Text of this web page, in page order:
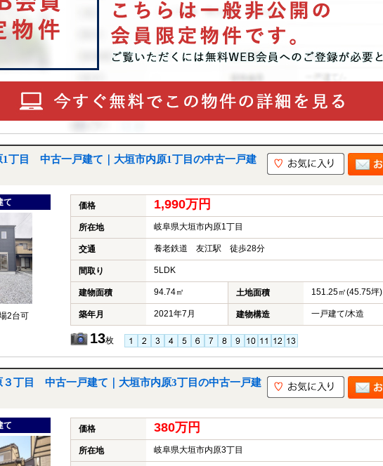
1丁目 中古一戸建て｜大垣市内原1丁目の中古一戸建
て
2台可
価格 1,990万円
所在地 岐阜県大垣市内原1丁目
交通 養老鉄道 友江駅 徒歩28分
間取り 5LDK
建物面積 94.74㎡ 土地面積 151.25㎡(45.75坪)
築年月 2021年7月 建物構造 一戸建て/木造
13枚
３丁目 中古一戸建て｜大垣市内原3丁目の中古一戸建
て 価格 380万円
所在地 岐阜県大垣市内原3丁目